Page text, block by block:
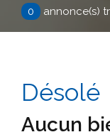
0 annonce(s)
Désolé
Aucun